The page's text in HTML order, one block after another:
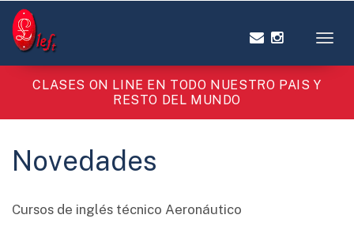
CLASES ON LINE EN TODO NUESTRO PAIS Y
RESTO DEL MUNDO
Novedades
Cursos de inglés técnico Aeronáutico